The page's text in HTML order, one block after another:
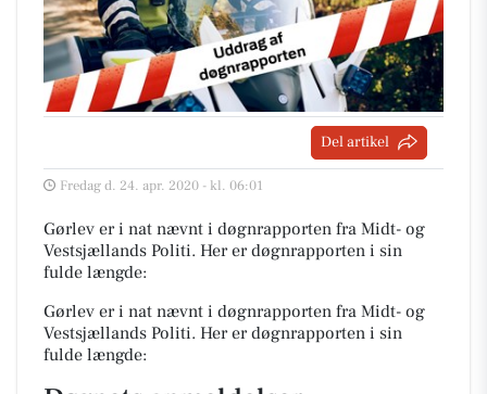
Del artikel
Fredag d. 24. apr. 2020 - kl. 06:01
Gørlev er i nat nævnt i døgnrapporten fra Midt- og
Vestsjællands Politi. Her er døgnrapporten i sin
fulde længde:
Gørlev er i nat nævnt i døgnrapporten fra Midt- og
Vestsjællands Politi. Her er døgnrapporten i sin
fulde længde: